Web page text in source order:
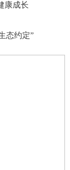
康成长
态约定”